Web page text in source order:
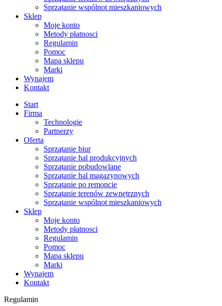
Sprzątanie wspólnot mieszkaniowych
Sklep
Moje konto
Metody płatnosci
Regulamin
Pomoc
Mapa sklepu
Marki
Wynajem
Kontakt
Start
Firma
Technologie
Partnerzy
Oferta
Sprzątanie biur
Sprzątanie hal produkcyjnych
Sprzątanie pobudowlane
Sprzątanie hal magazynowych
Sprzątanie po remoncie
Sprzątanie terenów zewnętrznych
Sprzątanie wspólnot mieszkaniowych
Sklep
Moje konto
Metody płatnosci
Regulamin
Pomoc
Mapa sklepu
Marki
Wynajem
Kontakt
Regulamin